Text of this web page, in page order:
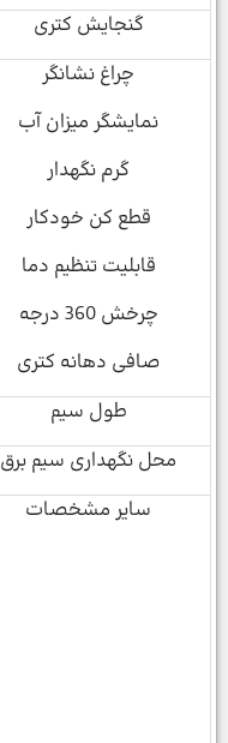
گنجایش کتری
چراغ نشانگر
نمایشگر میزان آب
گرم نگهدار
قطع کن خودکار
قابلیت تنظیم دما
چرخش 360 درجه
صافی دهانه کتری
طول سیم
محل نگهداری سیم برق
سایر مشخصات